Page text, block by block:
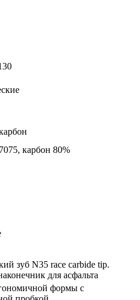
карбон 80%
зуб N35 race carbide tip.
для асфальта
формы с